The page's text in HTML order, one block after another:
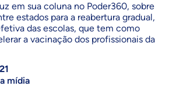
em sua coluna no Poder360, sobre
estados para a reabertura gradual,
das escolas, que tem como
a vacinação dos profissionais da
mídia